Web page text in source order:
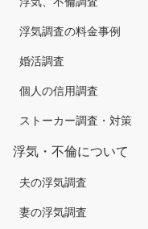
浮気調査の料金事例
婚活調査
個人の信用調査
ストーカー調査・対策
浮気・不倫について
夫の浮気調査
妻の浮気調査